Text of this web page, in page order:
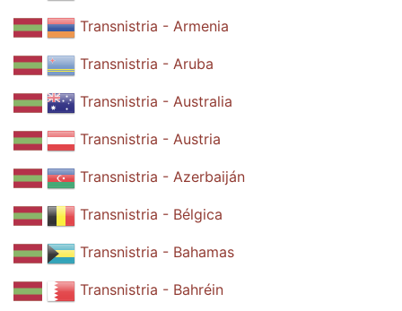
Transnistria - Armenia
Transnistria - Aruba
Transnistria - Australia
Transnistria - Austria
Transnistria - Azerbaiján
Transnistria - Bélgica
Transnistria - Bahamas
Transnistria - Bahréin